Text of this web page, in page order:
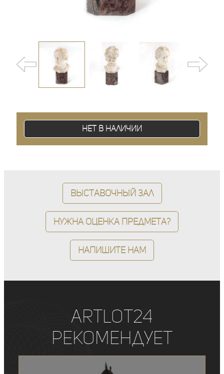
Нет в наличии
Выставочный зал
Нужна оценка предмета?
Напишите нам
ArtLot24
рекомендует